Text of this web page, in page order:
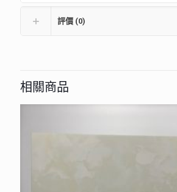
評價 (0)
相關商品